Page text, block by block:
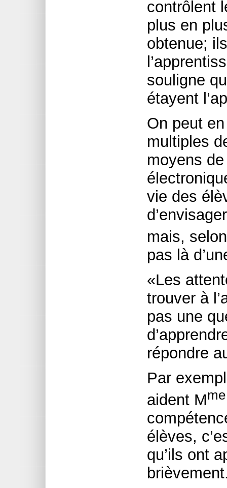
contrôlent
plus en
obtenue;
souligne
étayent
On peut
multiples
moyens
vie des
mais,
pas là
«Les
trouver à
pas une
répondre
Par
aident Mme
élèves,
qu’ils ont